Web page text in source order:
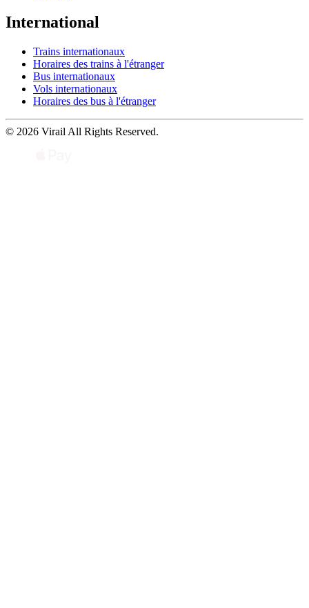
International
Trains internationaux
Horaires des trains à l'étranger
Bus internationaux
Vols internationaux
Horaires des bus à l'étranger
© 2026 Virail All Rights Reserved.